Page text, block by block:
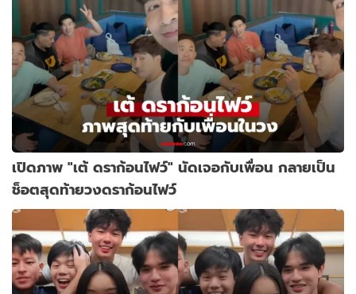
เปิดภาพ "เต้ ดราก้อนไฟว์" นัดเจอกับเพื่อน กลายเป็น
ช็อตสุดท้ายวงดราก้อนไฟว์